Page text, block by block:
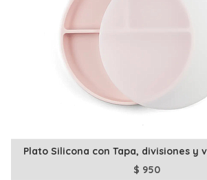
Plato Silicona con Tapa, divisiones y
$ 950